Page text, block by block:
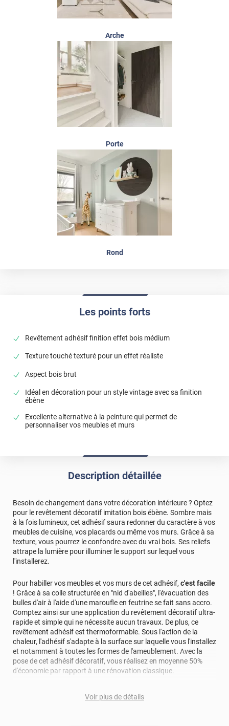
Arche
Porte
Rond
Les points forts
Revêtement adhésif finition effet bois médium
Texture touché texturé pour un effet réaliste
Aspect bois brut
Idéal en décoration pour un style vintage avec sa finition
ébène
Excellente alternative à la peinture qui permet de
personnaliser vos meubles et murs
Description détaillée
Besoin de changement dans votre décoration intérieure ? Optez
pour le revêtement décoratif imitation bois ébène. Sombre mais
à la fois lumineux, cet adhésif saura redonner du caractère à vos
meubles de cuisine, vos placards ou même vos murs. Grâce à sa
texture, vous pourrez le confondre avec du vrai bois. Ses reliefs
attrape la lumière pour illuminer le support sur lequel vous
l'installerez.
Pour habiller vos meubles et vos murs de cet adhésif, c'est facile
! Grâce à sa colle structurée en "nid d'abeilles", l'évacuation des
bulles d'air à l'aide d'une maroufle en feutrine se fait sans accro.
Comptez ainsi sur une application du revêtement décoratif ultra-
rapide et simple qui ne nécessite aucun travaux. De plus, ce
revêtement adhésif est thermoformable. Sous l'action de la
chaleur, l'adhésif s'adapte à la surface sur laquelle vous l'installez
et notamment à toutes les formes de l'ameublement. Avec la
pose de cet adhésif décoratif, vous réalisez en moyenne 50%
d'économie par rapport à une rénovation classique.
Pour donner une seconde jeunesse à vos murs ou meubles,
comptez sur ce vinyl de haute qualité avec une excellente
Voir plus de détails